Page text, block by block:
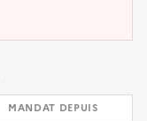
MANDAT DEPUIS